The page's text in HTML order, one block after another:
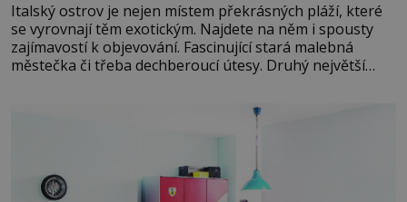
Italský ostrov je nejen místem překrásných pláží, které
se vyrovnají těm exotickým. Najdete na něm i spousty
zajímavostí k objevování. Fascinující stará malebná
městečka či třeba dechberoucí útesy. Druhý největší
bohatou historií i luxusem.Zjistěte,